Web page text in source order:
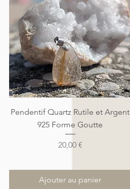
Aperçu rapide
Pendentif Quartz Rutile et Argent
925 Forme Goutte
Prix
20,00 €
Ajouter au panier